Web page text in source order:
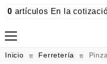
0 artículos En la
Madera
Inicio Ferretería